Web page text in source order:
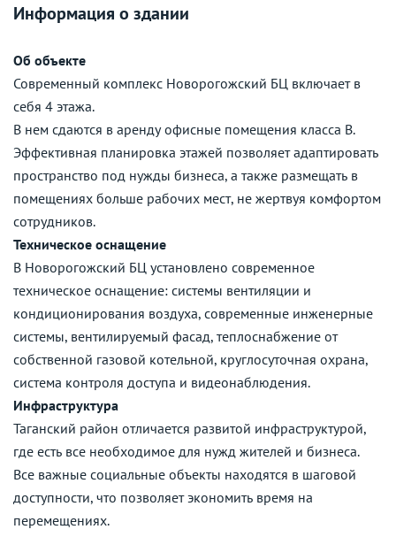
Информация о здании
Об объекте
Современный комплекс Новорогожский БЦ включает в
себя 4 этажа.
В нем сдаются в аренду офисные помещения класса B.
Эффективная планировка этажей позволяет адаптировать
пространство под нужды бизнеса, а также размещать в
помещениях больше рабочих мест, не жертвуя комфортом
сотрудников.
Техническое оснащение
В Новорогожский БЦ установлено современное
техническое оснащение: системы вентиляции и
кондиционирования воздуха, современные инженерные
системы, вентилируемый фасад, теплоснабжение от
собственной газовой котельной, круглосуточная охрана,
система контроля доступа и видеонаблюдения.
Инфраструктура
Таганский район отличается развитой инфраструктурой,
где есть все необходимое для нужд жителей и бизнеса.
Все важные социальные объекты находятся в шаговой
доступности, что позволяет экономить время на
перемещениях.